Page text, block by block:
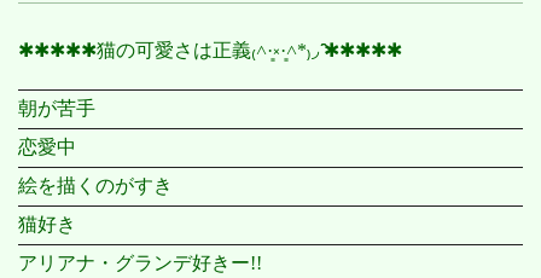
✱✱✱✱✱猫の可愛さは正義₍˄·͈༝·͈˄*₎◞ ̑̑✱✱✱✱✱
朝が苦手
恋愛中
絵を描くのがすき
猫好き
アリアナ・グランデ好きー!!